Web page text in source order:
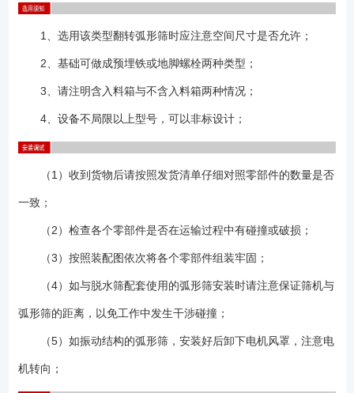
1、选用该类型翻转弧形筛时应注意空间尺寸是否允许；
2、基础可做成预埋铁或地脚螺栓两种类型；
3、请注明含入料箱与不含入料箱两种情况；
4、设备不局限以上型号，可以非标设计；
（1）收到货物后请按照发货清单仔细对照零部件的数量是否
一致；
（2）检查各个零部件是否在运输过程中有碰撞或破损；
（3）按照装配图依次将各个零部件组装牢固；
（4）如与脱水筛配套使用的弧形筛安装时请注意保证筛机与
弧形筛的距离，以免工作中发生干涉碰撞；
（5）如振动结构的弧形筛，安装好后卸下电机风罩，注意电
机转向；